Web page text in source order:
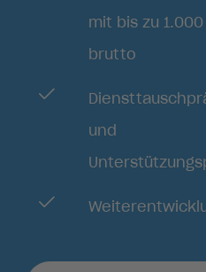
mit bis zu
brutto
und